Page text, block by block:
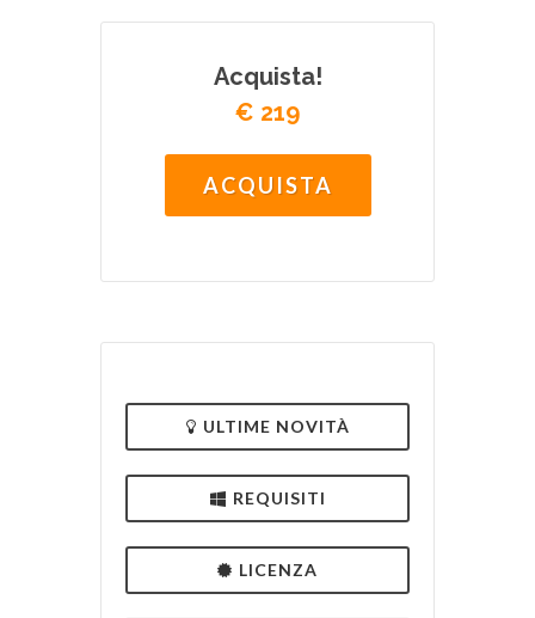
Acquista!
€ 219
ACQUISTA
ULTIME NOVITÀ
REQUISITI
LICENZA